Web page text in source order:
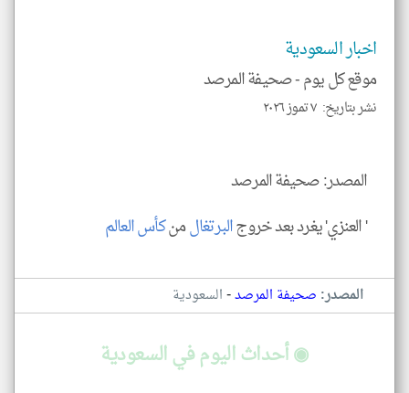
اخبار السعودية
موقع كل يوم -صحيفة المرصد
نشر بتاريخ: ٧ تموز ٢٠٢٦
المصدر: صحيفة المرصد
' العنزي' يغرد بعد خروجالبرتغالمنكأس العالم
المصدر: صحيفة المرصد-السعودية
◉ أحداث اليوم في السعودية